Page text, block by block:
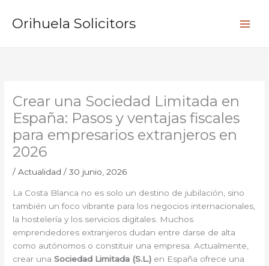
Orihuela Solicitors
Crear una Sociedad Limitada en
España: Pasos y ventajas fiscales
para empresarios extranjeros en
2026
/Actualidad /30 junio, 2026
La Costa Blanca no es solo un destino de jubilación, sino
también un foco vibrante para los negocios internacionales,
la hostelería y los servicios digitales. Muchos
emprendedores extranjeros dudan entre darse de alta
como autónomos o constituir una empresa. Actualmente,
crear unaSociedad Limitada (S.L.) en España ofrece una
u